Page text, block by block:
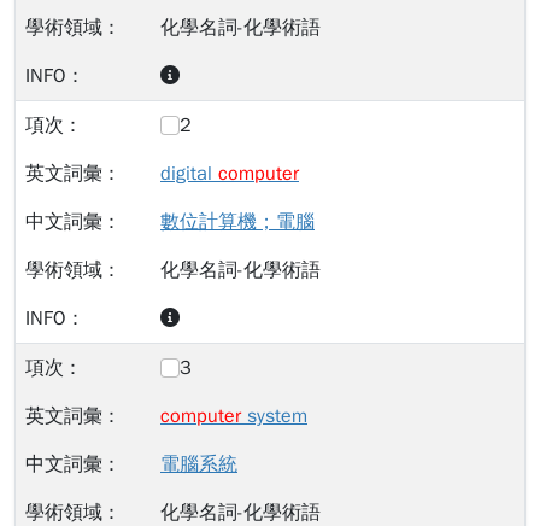
化學名詞-化學術語
2
digital computer
數位計算機；電腦
化學名詞-化學術語
3
computersystem
電腦系統
化學名詞-化學術語